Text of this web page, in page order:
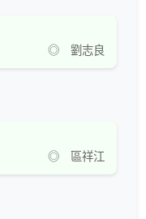
◎ 劉志良
◎ 區祥江